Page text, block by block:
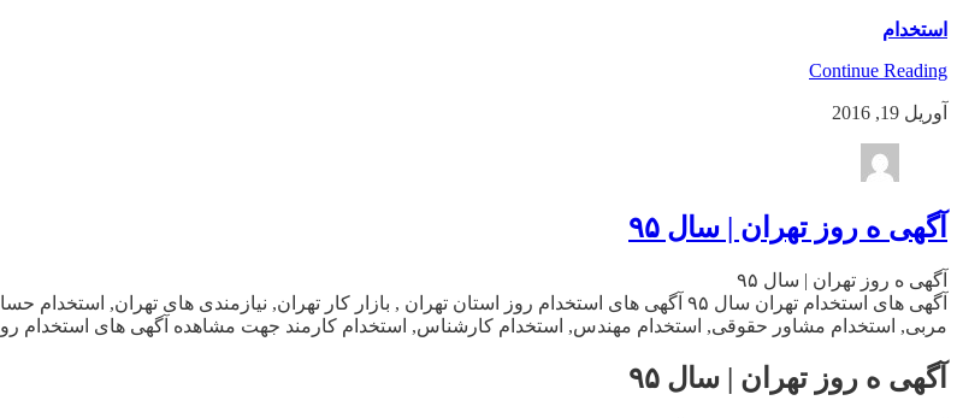
استخدام
Continue Reading
آوریل 19, 2016
آگهی ه روز تهران | سال ۹۵
آگهی ه روز تهران | سال ۹۵
آگهی های استخدام تهران سال ۹۵ آگهی های استخدام روز استان تهران , بازار کار تهران, نیازمندی های
مربی, استخدام مشاور حقوقی, استخدام مهندس, استخدام کارشناس, استخدام کارمند جهت مشاهده آگهی های استخدام روز
آگهی ه روز تهران | سال ۹۵